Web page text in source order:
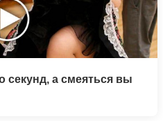
секунд, а смеяться вы